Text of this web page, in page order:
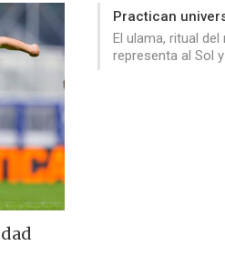
Practican
El ulama, ritual
representa al Sol